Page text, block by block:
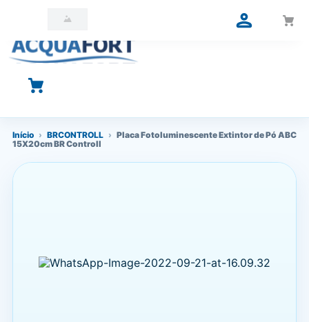
O que você está procurando?
Início › BRCONTROLL › Placa Fotoluminescente Extintor de Pó ABC
15X20cm BR Controll